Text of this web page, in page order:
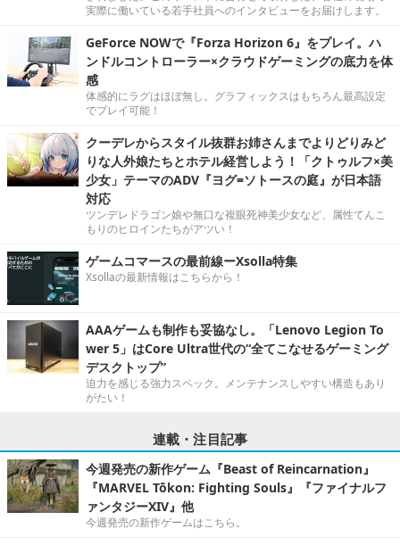
実際に働いている若手社員へのインタビューをお届けします。
GeForce NOWで『Forza Horizon 6』をプレイ。ハ
ンドルコントローラー×クラウドゲーミングの底力を体
感
体感的にラグはほぼ無し。グラフィックスはもちろん最高設定
でプレイ可能！
クーデレからスタイル抜群お姉さんまでよりどりみど
りな人外娘たちとホテル経営しよう！「クトゥルフ×美
少女」テーマのADV『ヨグ=ソトースの庭』が日本語
対応
ツンデレドラゴン娘や無口な複眼死神美少女など、属性てんこ
もりのヒロインたちがアツい！
ゲームコマースの最前線ーXsolla特集
Xsollaの最新情報はこちらから！
AAAゲームも制作も妥協なし。「Lenovo Legion To
wer 5」はCore Ultra世代の“全てこなせるゲーミング
デスクトップ”
迫力を感じる強力スペック。メンテナンスしやすい構造もあり
がたい！
連載・注目記事
今週発売の新作ゲーム『Beast of Reincarnation』
『MARVEL Tōkon: Fighting Souls』『ファイナルフ
ァンタジーXIV』他
今週発売の新作ゲームはこちら。